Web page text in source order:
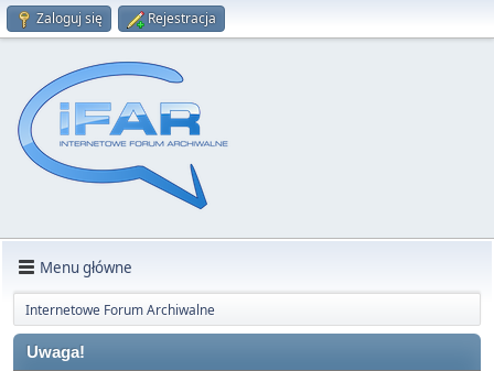
Zaloguj się Rejestracja
Menu główne
Internetowe Forum Archiwalne
Uwaga!